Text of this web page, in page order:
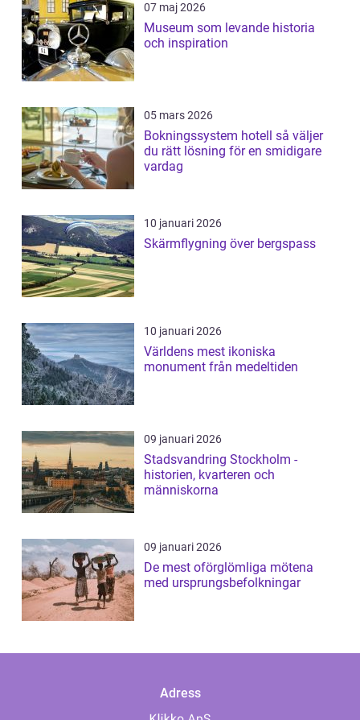
07 maj 2026
Museum som levande historia
och inspiration
05 mars 2026
Bokningssystem hotell så väljer
du rätt lösning för en smidigare
vardag
10 januari 2026
Skärmflygning över bergspass
10 januari 2026
Världens mest ikoniska
monument från medeltiden
09 januari 2026
Stadsvandring Stockholm -
historien, kvarteren och
människorna
09 januari 2026
De mest oförglömliga mötena
med ursprungsbefolkningar
Adress